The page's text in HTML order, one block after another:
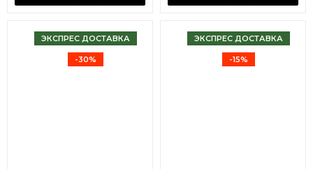
ЭКСПРЕС ДОСТАВКА
-30%
ЭКСПРЕС ДОСТАВКА
-15%